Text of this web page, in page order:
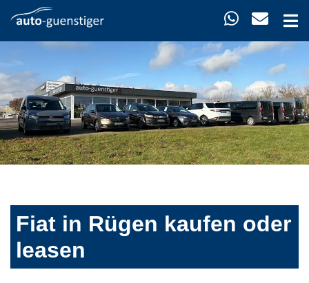
Fiat in Rügen kaufen oder
leasen